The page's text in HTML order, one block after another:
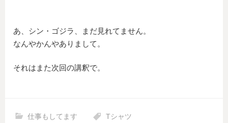
あ、シン・ゴジラ、まだ見れてません。
なんやかんやありまして。
それはまた次回の講釈で。
仕事もしてます Tシャツ